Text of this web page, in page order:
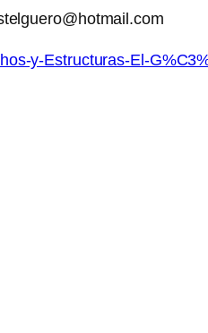
y-Estructuras-El-